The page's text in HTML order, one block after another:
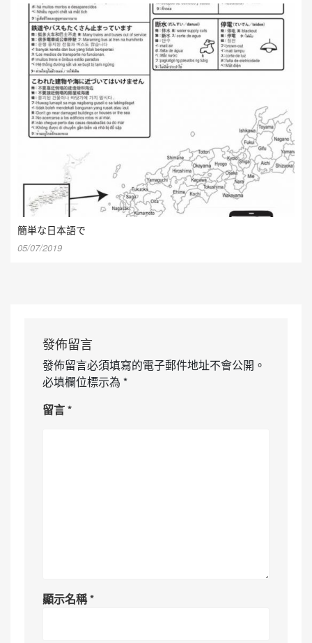
簡単な日本語で
05/07/2019
發佈留言
發佈留言必須填寫的電子郵件地址不會公開。
必填欄位標示為 *
留言*
顯示名稱*